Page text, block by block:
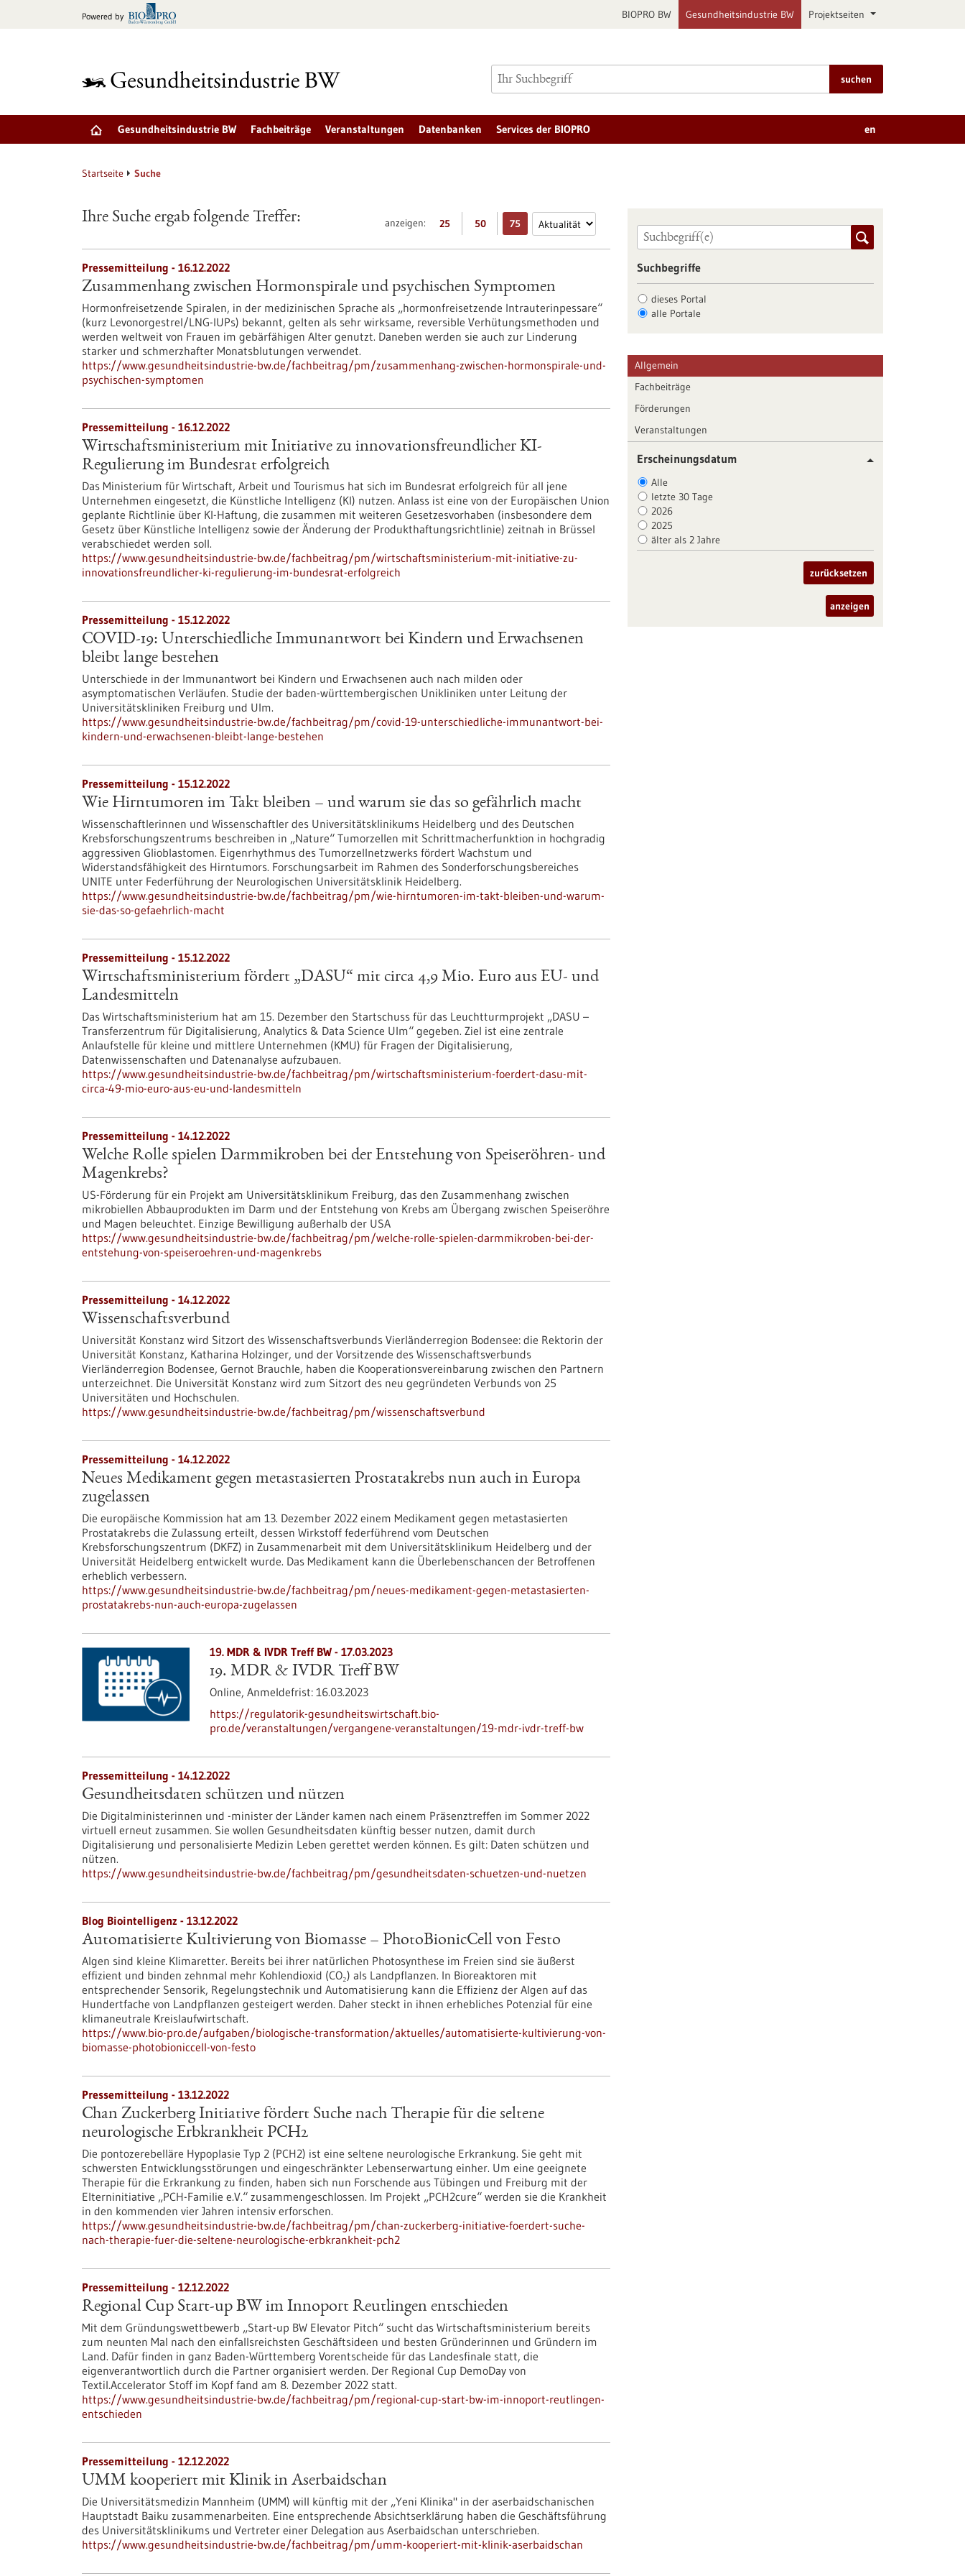
Powered by BIOPRO BW Gesundheitsindustrie BW Projektseiten
suchen
Gesundheitsindustrie BW Fachbeiträge Veranstaltungen Datenbanken Services der BIOPRO en
Startseite Suche
anzeigen: 25 50 75
Ihre Suche ergab folgende Treffer:
Pressemitteilung - 16.12.2022
Zusammenhang zwischen Hormonspirale und psychischen Symptomen
Hormonfreisetzende Spiralen, in der medizinischen Sprache als „hormonfreisetzende Intrauterinpessare“
(kurz Levonorgestrel/LNG-​IUPs) bekannt, gelten als sehr wirksame, reversible Verhütungsmethoden und
werden weltweit von Frauen im gebärfähigen Alter genutzt. Daneben werden sie auch zur Linderung
starker und schmerzhafter Monatsblutungen verwendet.
https://www.gesundheitsindustrie-bw.de/fachbeitrag/pm/zusammenhang-zwischen-hormonspirale-und-
psychischen-symptomen
Pressemitteilung - 16.12.2022
Wirtschaftsministerium mit Initiative zu innovationsfreundlicher KI-
Regulierung im Bundesrat erfolgreich
Das Ministerium für Wirtschaft, Arbeit und Tourismus hat sich im Bundesrat erfolgreich für all jene
Unternehmen eingesetzt, die Künstliche Intelligenz (KI) nutzen. Anlass ist eine von der Europäischen Union
geplante Richtlinie über KI-Haftung, die zusammen mit weiteren Gesetzesvorhaben (insbesondere dem
Gesetz über Künstliche Intelligenz sowie der Änderung der Produkthaftungsrichtlinie) zeitnah in Brüssel
verabschiedet werden soll.
https://www.gesundheitsindustrie-bw.de/fachbeitrag/pm/wirtschaftsministerium-mit-initiative-zu-
innovationsfreundlicher-ki-regulierung-im-bundesrat-erfolgreich
Pressemitteilung - 15.12.2022
COVID-19: Unterschiedliche Immunantwort bei Kindern und Erwachsenen
bleibt lange bestehen
Unterschiede in der Immunantwort bei Kindern und Erwachsenen auch nach milden oder
asymptomatischen Verläufen. Studie der baden-württembergischen Unikliniken unter Leitung der
Universitätskliniken Freiburg und Ulm.
https://www.gesundheitsindustrie-bw.de/fachbeitrag/pm/covid-19-unterschiedliche-immunantwort-bei-
kindern-und-erwachsenen-bleibt-lange-bestehen
Pressemitteilung - 15.12.2022
Wie Hirntumoren im Takt bleiben – und warum sie das so gefährlich macht
Wissenschaftlerinnen und Wissenschaftler des Universitätsklinikums Heidelberg und des Deutschen
Krebsforschungszentrums beschreiben in „Nature“ Tumorzellen mit Schrittmacherfunktion in hochgradig
aggressiven Glioblastomen. Eigenrhythmus des Tumorzellnetzwerks fördert Wachstum und
Widerstandsfähigkeit des Hirntumors. Forschungsarbeit im Rahmen des Sonderforschungsbereiches
UNITE unter Federführung der Neurologischen Universitätsklinik Heidelberg.
https://www.gesundheitsindustrie-bw.de/fachbeitrag/pm/wie-hirntumoren-im-takt-bleiben-und-warum-
sie-das-so-gefaehrlich-macht
Pressemitteilung - 15.12.2022
Wirtschaftsministerium fördert „DASU“ mit circa 4,9 Mio. Euro aus EU- und
Landesmitteln
Das Wirtschaftsministerium hat am 15. Dezember den Startschuss für das Leuchtturmprojekt „DASU –
Transferzentrum für Digitalisierung, Analytics & Data Science Ulm“ gegeben. Ziel ist eine zentrale
Anlaufstelle für kleine und mittlere Unternehmen (KMU) für Fragen der Digitalisierung,
Datenwissenschaften und Datenanalyse aufzubauen.
https://www.gesundheitsindustrie-bw.de/fachbeitrag/pm/wirtschaftsministerium-foerdert-dasu-mit-
circa-49-mio-euro-aus-eu-und-landesmitteln
Pressemitteilung - 14.12.2022
Welche Rolle spielen Darmmikroben bei der Entstehung von Speiseröhren- und
Magenkrebs?
US-Förderung für ein Projekt am Universitätsklinikum Freiburg, das den Zusammenhang zwischen
mikrobiellen Abbauprodukten im Darm und der Entstehung von Krebs am Übergang zwischen Speiseröhre
und Magen beleuchtet. Einzige Bewilligung außerhalb der USA
https://www.gesundheitsindustrie-bw.de/fachbeitrag/pm/welche-rolle-spielen-darmmikroben-bei-der-
entstehung-von-speiseroehren-und-magenkrebs
Pressemitteilung - 14.12.2022
Wissenschaftsverbund
Universität Konstanz wird Sitzort des Wissenschaftsverbunds Vierländerregion Bodensee: die Rektorin der
Universität Konstanz, Katharina Holzinger, und der Vorsitzende des Wissenschaftsverbunds
Vierländerregion Bodensee, Gernot Brauchle, haben die Kooperationsvereinbarung zwischen den Partnern
unterzeichnet. Die Universität Konstanz wird zum Sitzort des neu gegründeten Verbunds von 25
Universitäten und Hochschulen.
https://www.gesundheitsindustrie-bw.de/fachbeitrag/pm/wissenschaftsverbund
Pressemitteilung - 14.12.2022
Neues Medikament gegen metastasierten Prostatakrebs nun auch in Europa
zugelassen
Die europäische Kommission hat am 13. Dezember 2022 einem Medikament gegen metastasierten
Prostatakrebs die Zulassung erteilt, dessen Wirkstoff federführend vom Deutschen
Krebsforschungszentrum (DKFZ) in Zusammenarbeit mit dem Universitätsklinikum Heidelberg und der
Universität Heidelberg entwickelt wurde. Das Medikament kann die Überlebenschancen der Betroffenen
erheblich verbessern.
https://www.gesundheitsindustrie-bw.de/fachbeitrag/pm/neues-medikament-gegen-metastasierten-
prostatakrebs-nun-auch-europa-zugelassen
19. MDR & IVDR Treff BW - 17.03.2023
19. MDR & IVDR Treff BW
Online, Anmeldefrist: 16.03.2023
https://regulatorik-gesundheitswirtschaft.bio-
pro.de/veranstaltungen/vergangene-veranstaltungen/19-mdr-ivdr-treff-bw
Pressemitteilung - 14.12.2022
Gesundheitsdaten schützen und nützen
Die Digitalministerinnen und -minister der Länder kamen nach einem Präsenztreffen im Sommer 2022
virtuell erneut zusammen. Sie wollen Gesundheitsdaten künftig besser nutzen, damit durch
Digitalisierung und personalisierte Medizin Leben gerettet werden können. Es gilt: Daten schützen und
nützen.
https://www.gesundheitsindustrie-bw.de/fachbeitrag/pm/gesundheitsdaten-schuetzen-und-nuetzen
Blog Biointelligenz - 13.12.2022
Automatisierte Kultivierung von Biomasse – PhotoBionicCell von Festo
Algen sind kleine Klimaretter. Bereits bei ihrer natürlichen Photosynthese im Freien sind sie äußerst
effizient und binden zehnmal mehr Kohlendioxid (CO₂) als Landpflanzen. In Bioreaktoren mit
entsprechender Sensorik, Regelungstechnik und Automatisierung kann die Effizienz der Algen auf das
Hundertfache von Landpflanzen gesteigert werden. Daher steckt in ihnen erhebliches Potenzial für eine
klimaneutrale Kreislaufwirtschaft.
https://www.bio-pro.de/aufgaben/biologische-transformation/aktuelles/automatisierte-kultivierung-von-
biomasse-photobioniccell-von-festo
Pressemitteilung - 13.12.2022
Chan Zuckerberg Initiative fördert Suche nach Therapie für die seltene
neurologische Erbkrankheit PCH2
Die pontozerebelläre Hypoplasie Typ 2 (PCH2) ist eine seltene neurologische Erkrankung. Sie geht mit
schwersten Entwicklungsstörungen und eingeschränkter Lebenserwartung einher. Um eine geeignete
Therapie für die Erkrankung zu finden, haben sich nun Forschende aus Tübingen und Freiburg mit der
Elterninitiative „PCH-Familie e.V.“ zusammengeschlossen. Im Projekt „PCH2cure“ werden sie die Krankheit
in den kommenden vier Jahren intensiv erforschen.
https://www.gesundheitsindustrie-bw.de/fachbeitrag/pm/chan-zuckerberg-initiative-foerdert-suche-
nach-therapie-fuer-die-seltene-neurologische-erbkrankheit-pch2
Pressemitteilung - 12.12.2022
Regional Cup Start-up BW im Innoport Reutlingen entschieden
Mit dem Gründungswettbewerb „Start-up BW Elevator Pitch“ sucht das Wirtschaftsministerium bereits
zum neunten Mal nach den einfallsreichsten Geschäftsideen und besten Gründerinnen und Gründern im
Land. Dafür finden in ganz Baden-Württemberg Vorentscheide für das Landesfinale statt, die
eigenverantwortlich durch die Partner organisiert werden. Der Regional Cup DemoDay von
Textil.Accelerator Stoff im Kopf fand am 8. Dezember 2022 statt.
https://www.gesundheitsindustrie-bw.de/fachbeitrag/pm/regional-cup-start-bw-im-innoport-reutlingen-
entschieden
Pressemitteilung - 12.12.2022
UMM kooperiert mit Klinik in Aserbaidschan
Die Universitätsmedizin Mannheim (UMM) will künftig mit der „Yeni Klinika" in der aserbaidschanischen
Hauptstadt Baiku zusammenarbeiten. Eine entsprechende Absichtserklärung haben die Geschäftsführung
des Universitätsklinikums und Vertreter einer Delegation aus Aserbaidschan unterschrieben.
https://www.gesundheitsindustrie-bw.de/fachbeitrag/pm/umm-kooperiert-mit-klinik-aserbaidschan
Suchbegriffe
dieses Portal
alle Portale
Allgemein
Fachbeiträge
Förderungen
Veranstaltungen
Erscheinungsdatum
Alle
letzte 30 Tage
2026
2025
älter als 2 Jahre
zurücksetzen
anzeigen